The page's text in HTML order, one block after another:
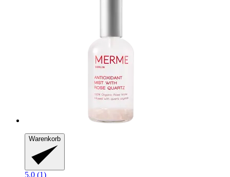
Warenkorb
5.0 (1)